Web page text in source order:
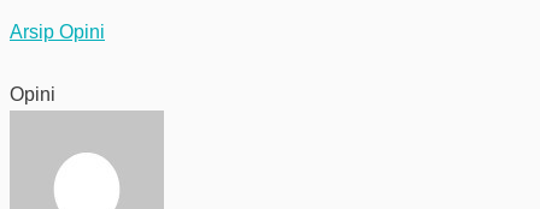
Arsip Opini
Opini